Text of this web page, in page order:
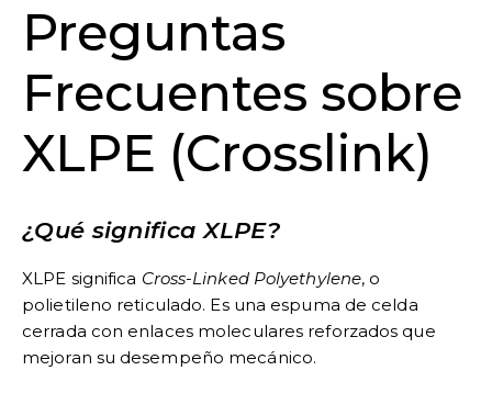
Preguntas
Frecuentes sobre
XLPE (Crosslink)
¿Qué significa XLPE?
XLPE significa Cross-Linked Polyethylene, o
polietileno reticulado. Es una espuma de celda
cerrada con enlaces moleculares reforzados que
mejoran su desempeño mecánico.